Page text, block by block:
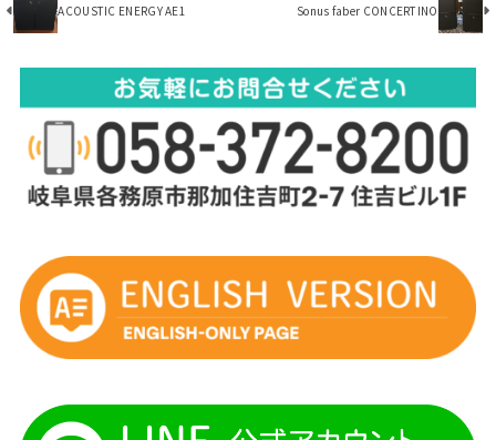
ACOUSTIC ENERGY AE1 Sonus faber CONCERTINO